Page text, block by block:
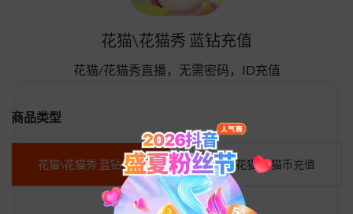
花猫\花猫秀 蓝钻充值
花猫/花猫秀直播，无需密码，ID充值
商品类型
花猫\花猫秀 蓝钻充值 花猫\花猫秀 猫币充值